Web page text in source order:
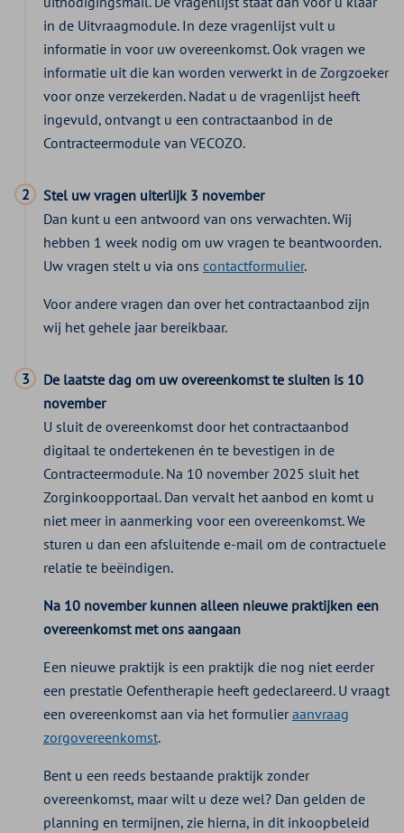
in de Uitvraagmodule. In deze vragenlijst vult u
informatie in voor uw overeenkomst. Ook vragen we
informatie uit die kan worden verwerkt in de Zorgzoeker
voor onze verzekerden. Nadat u de vragenlijst heeft
ingevuld, ontvangt u een contractaanbod in de
Contracteermodule van VECOZO.
Stel uw vragen uiterlijk 3 november
Dan kunt u een antwoord van ons verwachten. Wij
hebben 1 week nodig om uw vragen te beantwoorden.
Uw vragen stelt u via ons contactformulier.
Voor andere vragen dan over het contractaanbod zijn
wij het gehele jaar bereikbaar.
De laatste dag om uw overeenkomst te sluiten is 10
november
U sluit de overeenkomst door het contractaanbod
digitaal te ondertekenen én te bevestigen in de
Contracteermodule. Na 10 november 2025 sluit het
Zorginkoopportaal. Dan vervalt het aanbod en komt u
niet meer in aanmerking voor een overeenkomst. We
sturen u dan een afsluitende e-mail om de contractuele
relatie te beëindigen.
Na 10 november kunnen alleen nieuwe praktijken een
overeenkomst met ons aangaan
Een nieuwe praktijk is een praktijk die nog niet eerder
een prestatie Oefentherapie heeft gedeclareerd. U vraagt
een overeenkomst aan via het formulieraanvraag
zorgovereenkomst.
Bent u een reeds bestaande praktijk zonder
overeenkomst, maar wilt u deze wel? Dan gelden de
planning en termijnen, zie hierna, in dit inkoopbeleid